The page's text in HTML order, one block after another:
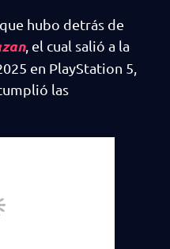
hubo detrás de
, el cual salió a la
en PlayStation 5,
las